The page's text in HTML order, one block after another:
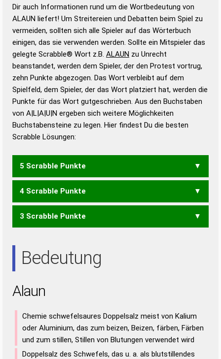
Wortanalyse-Algorithmus gute Anhaltspunkte zu
Wortbedeutung, Worttrennung und Wortform, um die
Gültigkeit eines Wortes für das Scrabble-Spiel zu
bestimmen!
zugelassene Turnier Scrabble-
Wörterbücher sind:
Duden – Standardwerk in 12 Bänden
Duden – Richtiges und gutes
Deutsch
Duden – Die deutsche Grammatik
Duden – Deutsches
Dir auch Informationen rund um die Wortbedeutung von
ALAUN liefert! Um Streitereien und Debatten beim Spiel zu
vermeiden, sollten sich alle Spieler auf das Wörterbuch
einigen, das sie verwenden werden. Sollte ein Mitspieler das
gelegte Scrabble® Wort z.B. ALAUN zu Unrecht
beanstandet, werden dem Spieler, der den Protest vortrug,
zehn Punkte abgezogen. Das Wort verbleibt auf dem
Spielfeld, dem Spieler, der das Wort platziert hat, werden die
Punkte für das Wort gutgeschrieben. Aus den Buchstaben
von A|L|A|U|N ergeben sich weitere Möglichkeiten
Buchstabensteine zu legen. Hier findest Du die besten
Scrabble Lösungen:
5 Scrabble Punkte
ANAL AULA ULAN
4 Scrabble Punkte
AAL ALU AUL
3 Scrabble Punkte
Bedeutung
Alaun
Chemie schwefelsaures Doppelsalz meist von Kalium
oder Aluminium, das zum beizen, Beizen, färben, Färben
und zum stillen, Stillen von Blutungen verwendet wird
Doppelsalz des Schwefels, das u. a. als blutstillendes